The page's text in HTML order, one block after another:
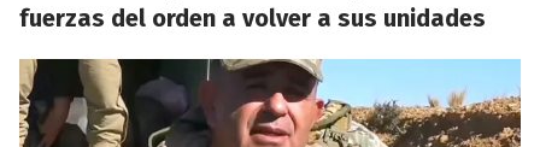
fuerzas del orden a volver a sus unidades